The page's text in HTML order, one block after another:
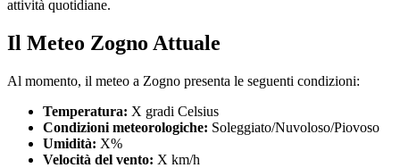
attività quotidiane.
Il Meteo Zogno Attuale
Al momento, il meteo a Zogno presenta le seguenti condizioni:
Temperatura: X gradi Celsius
Condizioni meteorologiche: Soleggiato/Nuvoloso/Piovoso
Umidità: X%
Velocità del vento: X km/h